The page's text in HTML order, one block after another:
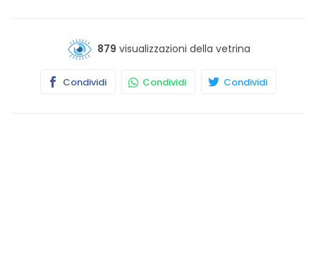
879 visualizzazioni della vetrina
Condividi Condividi Condividi